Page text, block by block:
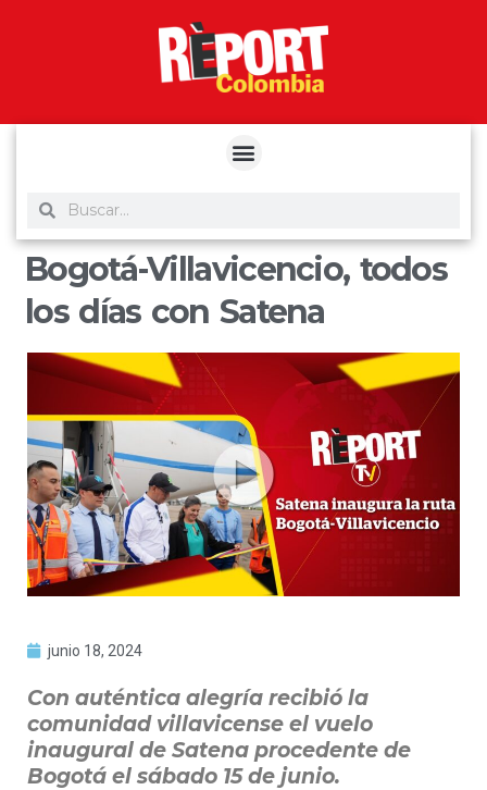
Bogotá-Villavicencio, todos
los días con Satena
junio 18, 2024
Con auténtica alegría recibió la
comunidad villavicense el vuelo
inaugural de Satena procedente de
Bogotá el sábado 15 de junio.